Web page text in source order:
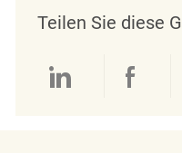
Teilen Sie diese
Über Über